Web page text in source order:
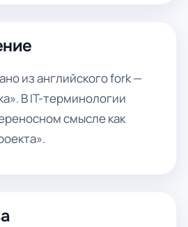
из английского fork —
В IT-терминологии
смысле как